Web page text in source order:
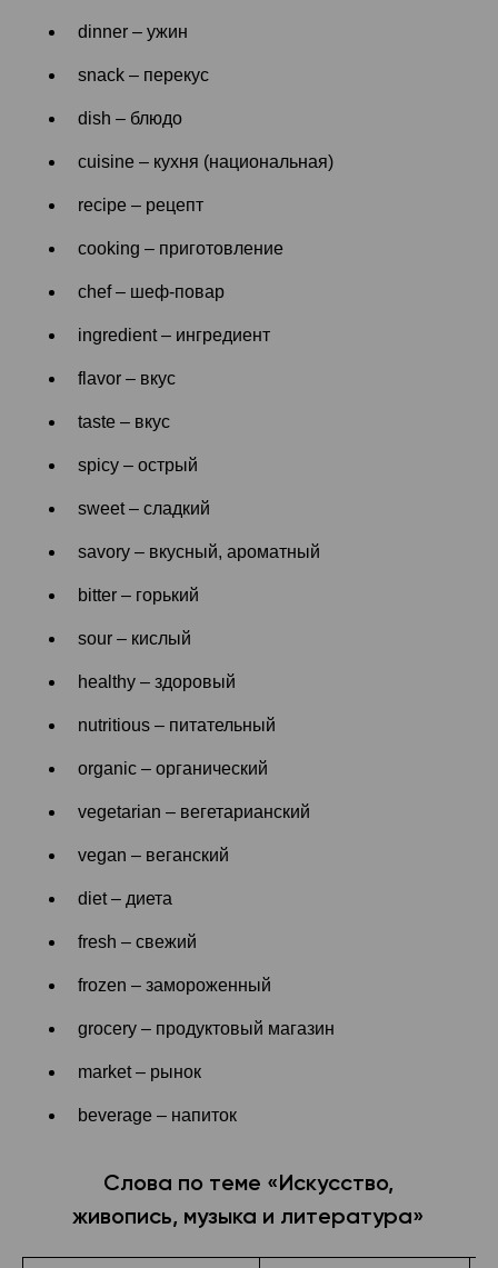
dinner – ужин
snack – перекус
dish – блюдо
cuisine – кухня (национальная)
recipe – рецепт
cooking – приготовление
chef – шеф-повар
ingredient – ингредиент
flavor – вкус
taste – вкус
spicy – острый
sweet – сладкий
savory – вкусный, ароматный
bitter – горький
sour – кислый
healthy – здоровый
nutritious – питательный
organic – органический
vegetarian – вегетарианский
vegan – веганский
diet – диета
fresh – свежий
frozen – замороженный
grocery – продуктовый магазин
market – рынок
beverage – напиток
Слова по теме «Искусство,
живопись, музыка и литература»